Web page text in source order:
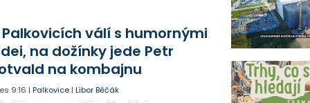
přepraven do nemocnice.
Palkovicích válí s humornými
na dožínky jede Petr
na kombajnu
9:16 |Palkovice |Libor Běčák